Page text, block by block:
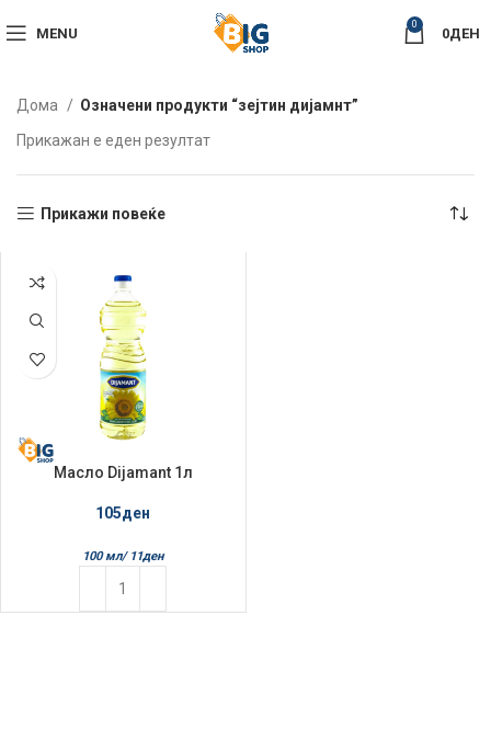
MENU
0
0ДЕН
Дома
Означени продукти “зејтин дијамнт”
Прикажан е еден резултат
Прикажи повеќе
Масло Dijamant 1л
105ден
100 мл/ 11ден